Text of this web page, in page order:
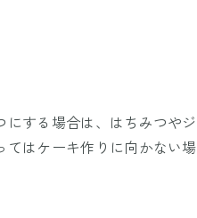
する場合は、はちみつやジ
てはケーキ作りに向かない場